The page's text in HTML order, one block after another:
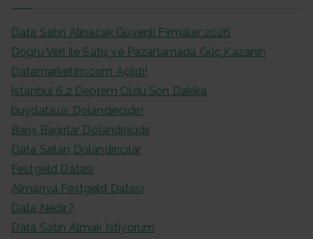
Data Satın Alınacak Güvenli Firmalar 2026
Doğru Veri ile Satış ve Pazarlamada Güç Kazanın
Datamarketim.com Açıldı!
İstanbul 6.2 Deprem Oldu Son Dakika
buydata.us Dolandırıcıdır!
Barış Bağırlar Dolandırıcıdır
Data Satan Dolandırıcılar
Festgeld Datası
Almanya Festgeld Datası
Data Nedir?
Data Satın Almak İstiyorum